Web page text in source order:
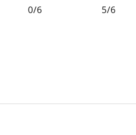
0/6
5/6